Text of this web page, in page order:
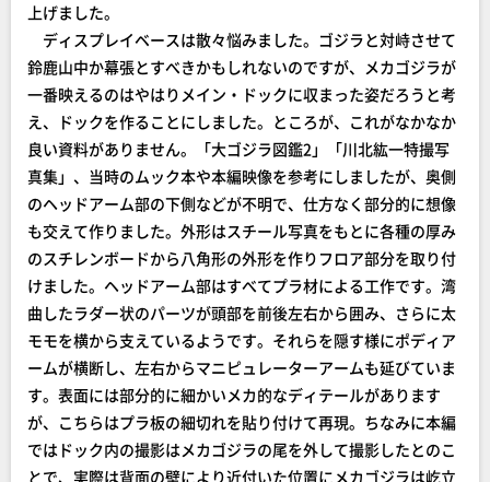
上げました。
ディスプレイベースは散々悩みました。ゴジラと対峙させて
鈴鹿山中か幕張とすべきかもしれないのですが、メカゴジラが
一番映えるのはやはりメイン・ドックに収まった姿だろうと考
え、ドックを作ることにしました。ところが、これがなかなか
良い資料がありません。「大ゴジラ図鑑2」「川北紘一特撮写
真集」、当時のムック本や本編映像を参考にしましたが、奥側
のヘッドアーム部の下側などが不明で、仕方なく部分的に想像
も交えて作りました。外形はスチール写真をもとに各種の厚み
のスチレンボードから八角形の外形を作りフロア部分を取り付
けました。ヘッドアーム部はすべてプラ材による工作です。湾
曲したラダー状のパーツが頭部を前後左右から囲み、さらに太
モモを横から支えているようです。それらを隠す様にポディア
ームが横断し、左右からマニピュレーターアームも延びていま
す。表面には部分的に細かいメカ的なディテールがあります
が、こちらはプラ板の細切れを貼り付けて再現。ちなみに本編
ではドック内の撮影はメカゴジラの尾を外して撮影したとのこ
とで、実際は背面の壁により近付いた位置にメカゴジラは屹立